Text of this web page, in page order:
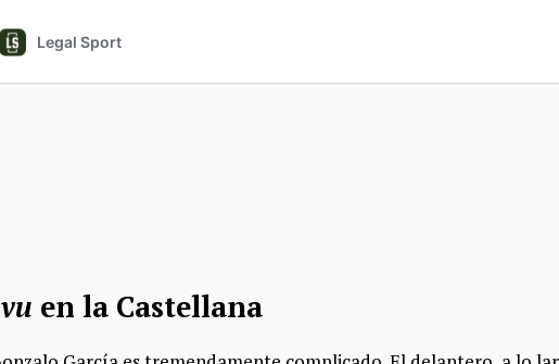
en la Castellana